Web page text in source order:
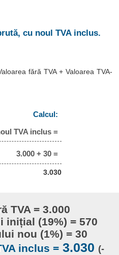
cu noul TVA inclus.
fără TVA + Valoarea TVA-
Calcul:
TVA inclus =
3.000 + 30 =
3.030
TVA = 3.000
inițial (19%) = 570
nou (1%) = 30
inclus = 3.030 (-